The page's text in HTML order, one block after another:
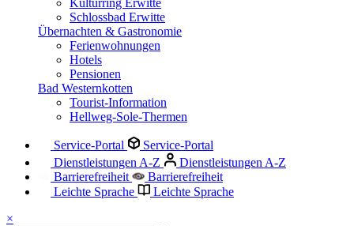
Kulturring Erwitte
Schlossbad Erwitte
Übernachten & Gastronomie
Ferienwohnungen
Hotels
Pensionen
Bad Westernkotten
Tourist-Information
Hellweg-Sole-Thermen
Service-Portal
Service-Portal
Dienstleistungen A-Z
Dienstleistungen A-Z
Barrierefreiheit
Barrierefreiheit
Leichte Sprache
Leichte Sprache
×